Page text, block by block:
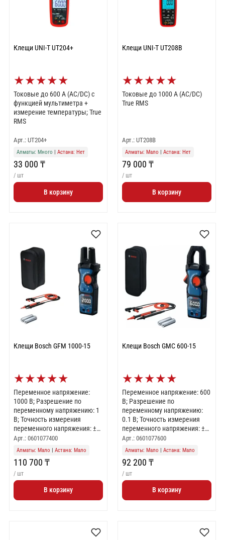
Клещи UNI-T UT204+
★★★★★
Токовые до 600 А (AC/DC) с
функцией мультиметра +
измерение температуры; True
RMS
Арт.: UT204+
Алматы: Много Астана: Нет
33 000 ₸
/ шт
В корзину
Клещи UNI-T UT208B
★★★★★
Токовые до 1000 А (AC/DC)
True RMS
Арт.: UT208B
Алматы: Мало Астана: Нет
79 000 ₸
/ шт
В корзину
Клещи Bosch GFM 1000-15
★★★★★
Переменное напряжение:
1000 В; Разрешение по
переменному напряжению: 1
В; Точность измерения
переменного напряжения: ±
1.5 % + 5; Переменный ток:
200 А; Разрешение по
Точность измерения
переменного тока: ± 3.0 % + 3;
Постоянное напряжение:
1000 В; Разрешение по
постоянному напряжению: 1
1.0 % + 2; Сопротивление: 60
Арт.: 0601077400
Алматы: Мало | Астана: Мало
110 700 ₸
/ шт
В корзину
Клещи Bosch GMC 600-15
★★★★★
Переменное напряжение: 600
В; Разрешение по
переменному напряжению:
0.1 В; Точность измерения
переменного напряжения: ±
1.2 % + 5; Переменный ток:
600 А; Разрешение по
Точность измерения
переменного тока: ± 1.8 % + 5;
Постоянное напряжение: 600
В; Разрешение по
постоянному напряжению: 0.1
1.0 % + 3; Сопротивление: 40
Арт.: 0601077600
Алматы: Мало | Астана: Мало
92 200 ₸
/ шт
В корзину